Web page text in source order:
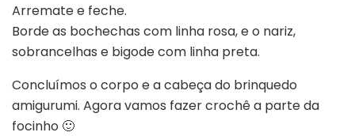
Arremate e feche.
Borde as bochechas com linha rosa, e o nariz,
sobrancelhas e bigode com linha preta.
Concluímos o corpo e a cabeça do brinquedo
amigurumi. Agora vamos fazer crochê a parte da
focinho 🙂